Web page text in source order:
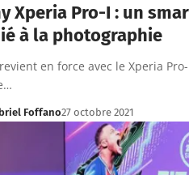
Xperia Pro-I : un
à la photographie
en force avec le Xperia
Foffano27 octobre 2021